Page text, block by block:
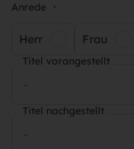
Anrede *
Herr Frau
Titel vorangestellt
Titel nachgestellt